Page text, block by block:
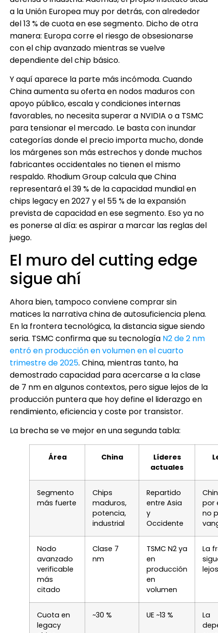
a la Unión Europea muy por detrás, con alrededor
del 13 % de cuota en ese segmento. Dicho de otra
manera: Europa corre el riesgo de obsesionarse
con el chip avanzado mientras se vuelve
dependiente del chip básico.
Y aquí aparece la parte más incómoda. Cuando
China aumenta su oferta en nodos maduros con
apoyo público, escala y condiciones internas
favorables, no necesita superar a NVIDIA o a TSMC
para tensionar el mercado. Le basta con inundar
categorías donde el precio importa mucho, donde
los márgenes son más estrechos y donde muchos
fabricantes occidentales no tienen el mismo
respaldo. Rhodium Group calcula que China
representará el 39 % de la capacidad mundial en
chips legacy en 2027 y el 55 % de la expansión
prevista de capacidad en ese segmento. Eso ya no
es ponerse al día: es aspirar a marcar las reglas del
juego.
El muro del cutting edge
sigue ahí
Ahora bien, tampoco conviene comprar sin
matices la narrativa china de autosuficiencia plena.
En la frontera tecnológica, la distancia sigue siendo
seria. TSMC confirma que su tecnología N2 de 2 nm
entró en producción en volumen en el cuarto
trimestre de 2025. China, mientras tanto, ha
demostrado capacidad para acercarse a la clase
de 7 nm en algunos contextos, pero sigue lejos de la
producción puntera que hoy define el liderazgo en
rendimiento, eficiencia y coste por transistor.
La brecha se ve mejor en una segunda tabla:
Área China
Líderes
actuales
Segmento
más fuerte
Chips
maduros,
potencia,
industrial
Repartido
entre Asia
y
Occidente
por
no
Nodo
avanzado
verificable
más
citado
Clase 7
nm
TSMC N2 ya
en
producción
en
volumen
La
lejos
Cuota en
legacy
~30 % UE ~13 %
La